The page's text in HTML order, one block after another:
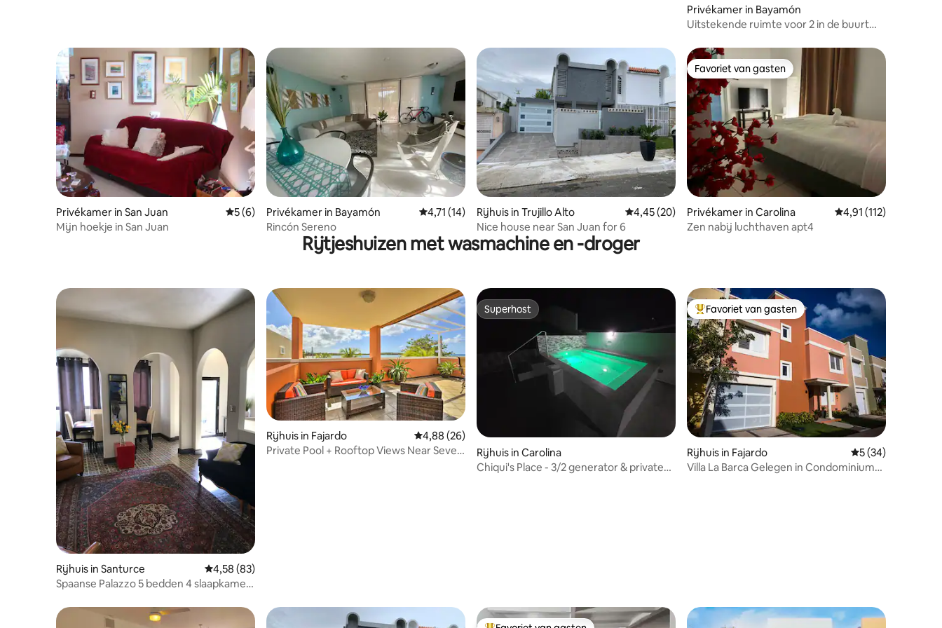
Privékamer in Bayamón
Uitstekende ruimte voor 2 in de buurt
Privékamer in San Juan Gemiddelde beoordeling van 5 op 5, 6 recensies
5 (6)
Mijn hoekje in San Juan
Privékamer in Bayamón Gemiddelde beoordeling van 4,71 op 5, 14 recensies
4,71 (14)
Rincón Sereno
Rijhuis in Trujillo Alto Gemiddelde beoordeling van 4,45 op 5, 20 recensies
4,45 (20)
Nice house near San Juan for 6
Favoriet van gasten
Favoriet van gasten
Privékamer in Carolina Gemiddelde
4,91 (112)
Zen nabij luchthaven apt4
Rijtjeshuizen met wasmachine en -droger
Rijhuis in Santurce Gemiddelde beoordeling van 4,58 op 5, 83 recensies
4,58 (83)
Spaanse Palazzo 5 bedden 4 slaapkamers
Rijhuis in Fajardo Gemiddelde beoordeling van 4,88 op 5, 26 recensies
4,88 (26)
Private Pool + Rooftop Views Near Seven
Superhost
Superhost
Rijhuis in Carolina
Chiqui's Place - 3/2 generator & private
Topfavoriet van gasten
Favoriet van gasten
Rijhuis in Fajardo Gemiddelde
5 (34)
Villa La Barca Gelegen in Condominium